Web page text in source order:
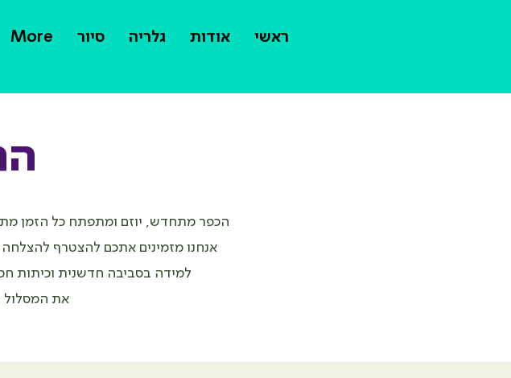
ראשי אודות גלריה סיור More
הכפר מתחדש, יוזם ומתפתח כל הזמן
אנחנו מזמינים אתכם להצטרף להצלחה
למידה בסביבה חדשנית וכיתות
את המסלול